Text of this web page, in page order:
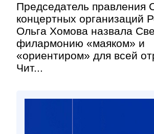
Председатель правления
концертных организаций
Ольга Хомова назвала
филармонию «маяком» и
«ориентиром» для всей
Чит...